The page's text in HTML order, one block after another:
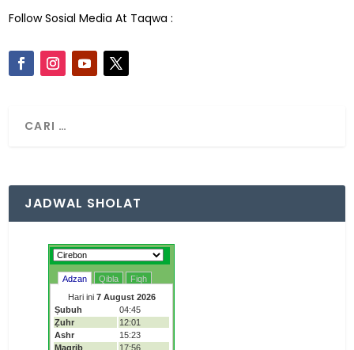
Follow Sosial Media At Taqwa :
JADWAL SHOLAT